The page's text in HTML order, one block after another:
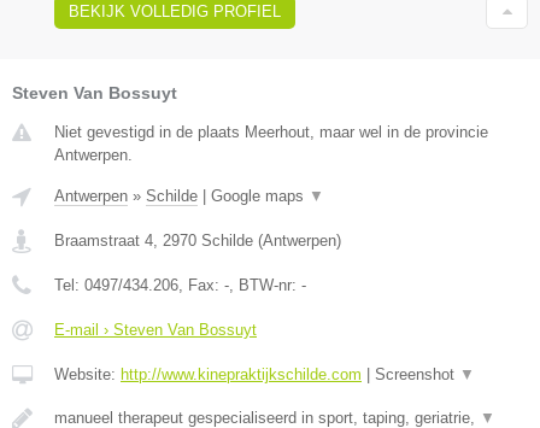
BEKIJK VOLLEDIG PROFIEL
Steven Van Bossuyt
Niet gevestigd in de plaats Meerhout, maar wel in de provincie
Antwerpen.
Antwerpen » Schilde Google maps ▼
Braamstraat 4 2970 Schilde (Antwerpen)
Tel: 0497/434.206 , Fax: - , BTW-nr: -
E-mail › Steven Van Bossuyt
Website: http://www.kinepraktijkschilde.com Screenshot ▼
manueel therapeut gespecialiseerd in sport, taping, geriatrie, ▼